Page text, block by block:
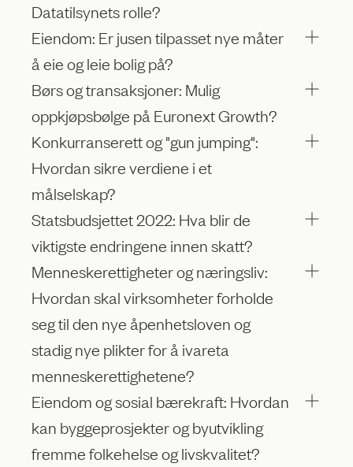
Datatilsynets rolle?
Eiendom: Er jusen tilpasset nye måter
å eie og leie bolig på?
Børs og transaksjoner: Mulig
oppkjøpsbølge på Euronext Growth?
Konkurranserett og "gun jumping":
Hvordan sikre verdiene i et
målselskap?
Statsbudsjettet 2022: Hva blir de
viktigste endringene innen skatt?
Menneskerettigheter og næringsliv:
Hvordan skal virksomheter forholde
seg til den nye åpenhetsloven og
stadig nye plikter for å ivareta
menneskerettighetene?
Eiendom og sosial bærekraft: Hvordan
kan byggeprosjekter og byutvikling
fremme folkehelse og livskvalitet?